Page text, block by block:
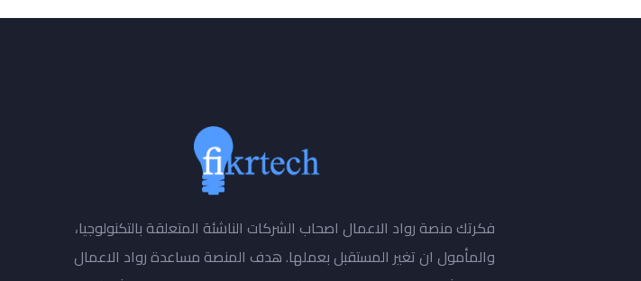
فكرتك منصة رواد الاعمال اصحاب الشركات الناشئة المتعلقة بالتكنولوجيا،
والمأمول ان تغير المستقبل بعملها. هدف المنصة مساعدة رواد الاعمال